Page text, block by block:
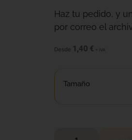
Haz tu pedido, y
por correo el
Desde 1,40 € + IVA
Tamaño